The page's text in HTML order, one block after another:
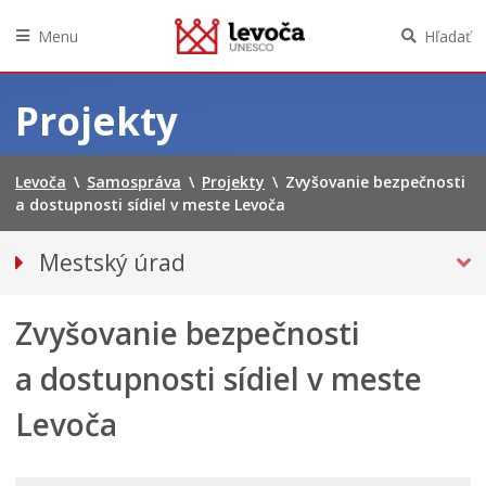
obsah
Menu Hľadať
Projekty
Levoča \ Samospráva \ Projekty \ Zvyšovanie bezpečnosti
a dostupnosti sídiel v meste Levoča
Mestský úrad
Prednosta mestského úradu
Oddelenia
Klientske centrum
PROJEKTY
Zvyšovanie bezpečnosti
a dostupnosti sídiel v meste
Levoča